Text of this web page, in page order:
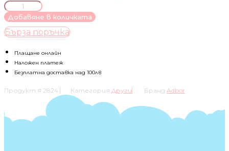
количество
за
Цвят:
Графит
Добавяне в количката
Бърза поръчка
Плащане онлайн
Наложен платеж
Безплатна доставка над 100лв
Продукт # 2824 Категория Други Бранд Adbor